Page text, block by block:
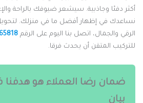
دفئا وجاذبية. سيشعر ضيوفك بالراحة
في إظهار أفضل ما في منزلك. لتحويل
والجمال، اتصل بنا اليوم على الرقم 55165818
المتقن أن يحدث فرقا.
ضمان رضا العملاء هو هدفنا في
بيان